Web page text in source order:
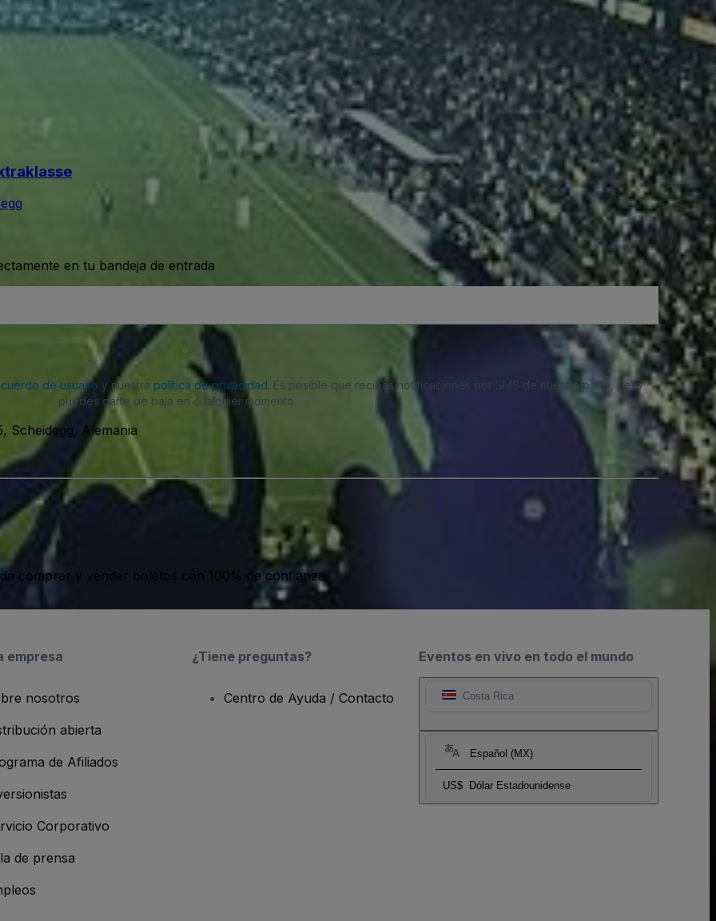
en tu bandeja de entrada
de usuario y nuestra política de privacidad. Es posible que recibas notificaciones por SMS de nuestra parte, pero
puedes darte de baja en cualquier momento.
Scheidegg, Alemania
comprar y vender boletos con 100% de confianza.
Eventos en vivo en todo el mundo
Costa Rica
Español (MX)
US$ Dólar Estadounidense
empresa
nosotros
abierta
de Afiliados
Corporativo
de prensa
¿Tiene preguntas?
Centro de Ayuda / Contacto